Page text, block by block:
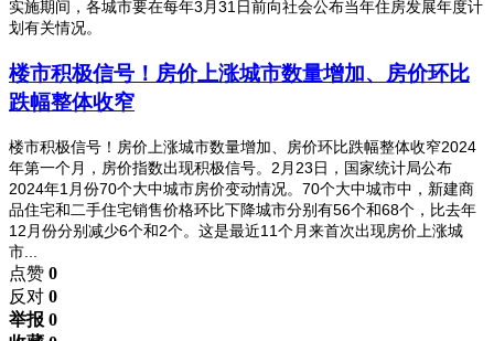
实施期间，各城市要在每年3月31日前向社会公布当年住房发展年度计
划有关情况。
楼市积极信号！房价上涨城市数量增加、房价环比
跌幅整体收窄
楼市积极信号！房价上涨城市数量增加、房价环比跌幅整体收窄2024
年第一个月，房价指数出现积极信号。2月23日，国家统计局公布
2024年1月份70个大中城市房价变动情况。70个大中城市中，新建商
品住宅和二手住宅销售价格环比下降城市分别有56个和68个，比去年
12月份分别减少6个和2个。这是最近11个月来首次出现房价上涨城
市...
点赞 0
反对 0
举报 0